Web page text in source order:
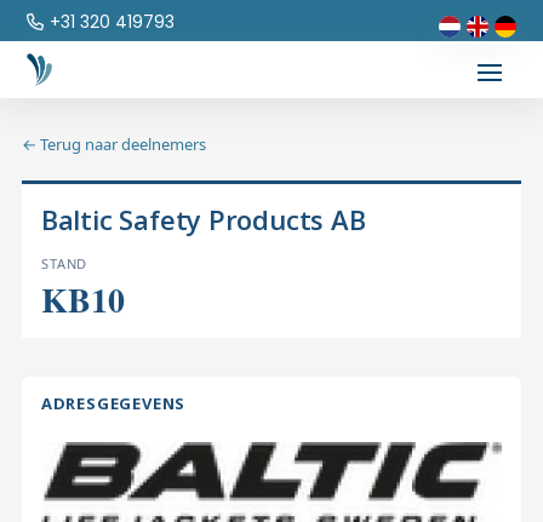
+31 320 419793
← Terug naar deelnemers
Baltic Safety Products AB
STAND
KB10
ADRESGEGEVENS